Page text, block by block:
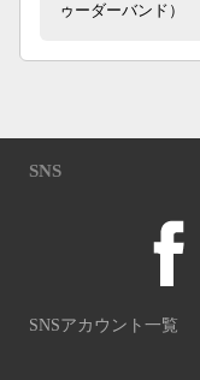
ゥーダーバンド）
SNS
SNSアカウント一覧